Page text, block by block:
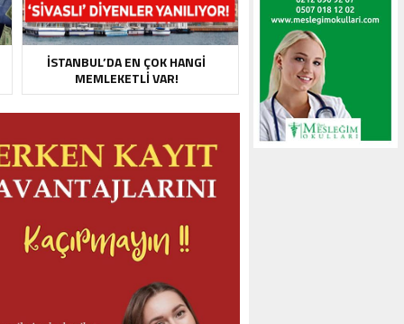
İSTANBUL’DA EN ÇOK HANGI
MEMLEKETLI VAR!